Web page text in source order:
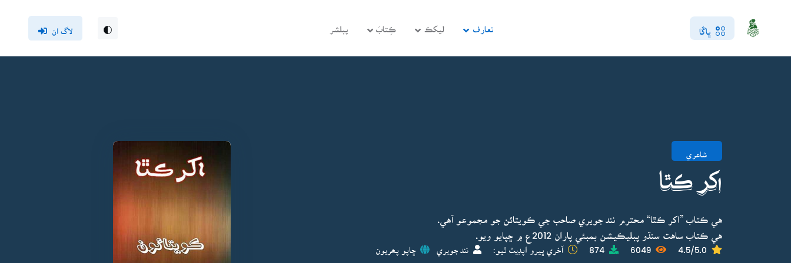
ڀاڱا تعارف ليکڪ ڪِتابَ پبلشر لاگ ان
شاعري
اکر ڪٿا
هي ڪتاب ”اکر ڪٿا“ محترم نند جويري صاحب جي ڪويتائن جو مجموعو آهي.
هي ڪتاب ساهت سنڌو پبليڪيشن بمبئي پاران 2012ع ۾ ڇپايو ويو.
4.5/5.0
6049
874 آخري ڀيرو اپڊيٽ ٿيو: ڇاپو پھريون